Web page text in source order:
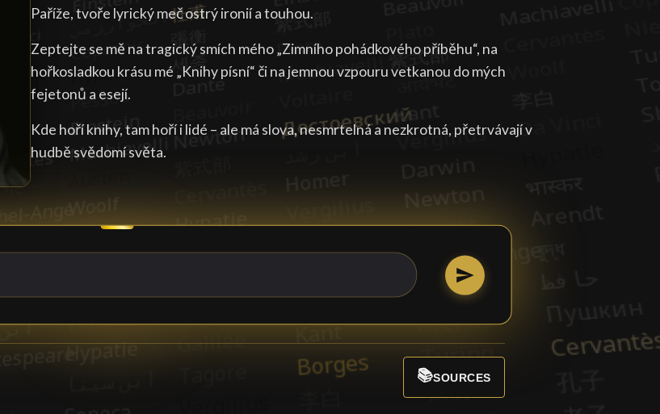
Paříže, tvoře lyrický meč ostrý ironií a touhou.
Zeptejte se mě na tragický smích mého „Zimního pohádkového příběhu“, na
hořkosladkou krásu mé „Knihy písní“ či na jemnou vzpouru vetkanou do mých
fejetonů a esejí.
Kde hoří knihy, tam hoří i lidé – ale má slova, nesmrtelná a nezkrotná, přetrvávají v
hudbě svědomí světa.
📚SOURCES